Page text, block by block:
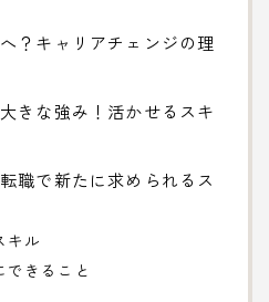
？キャリアチェンジの理
きな強み！活かせるスキ
職で新たに求められるス
キル
きること